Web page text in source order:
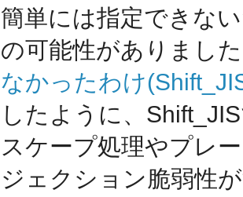
簡単には指定できな
の可能性がありまし
なかったわけ
したように、
スケープ処理やプレ
ジェクション脆弱性